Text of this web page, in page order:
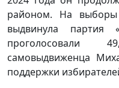
районом. На выборы
выдвинула партия
проголосовали
самовыдвиженца
поддержки